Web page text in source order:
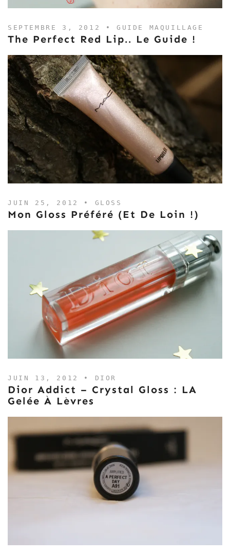
SEPTEMBRE 3, 2012 •GUIDE MAQUILLAGE
The Perfect Red Lip.. Le Guide !
JUIN 25, 2012 • GLOSS
Mon Gloss Préféré (et De Loin !)
JUIN 13, 2012 • DIOR
Dior Addict – Crystal Gloss : LA
Gelée À Lèvres